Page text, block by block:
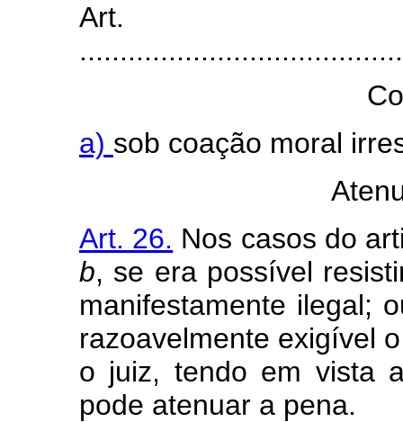
a) sob coação moral
Art. 26. Nos casos do
b, se era possível
manifestamente ilegal;
razoavelmente exigível
o juiz, tendo em vista
pode atenuar a pena.